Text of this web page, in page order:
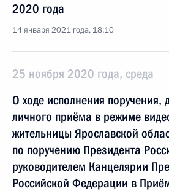
2020 года
14 января 2021 года, 18:10
25 ноября 2020 года, среда
О ходе исполнения поручения,
личного приёма в режиме
жительницы Ярославской
по поручению Президента
руководителем Канцелярии
Российской Федерации в